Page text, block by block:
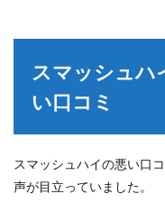
スマッシュハ
い口コミ
スマッシュハイの悪い口
声が目立っていました。